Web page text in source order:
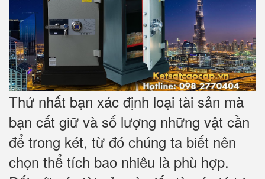
Thứ nhất bạn xác định loại tài sản mà
bạn cất giữ và số lượng những vật cần
để trong két, từ đó chúng ta biết nên
chọn thể tích bao nhiêu là phù hợp.